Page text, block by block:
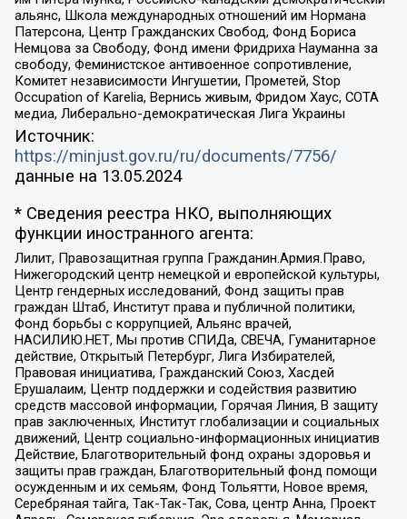
альянс, Школа международных отношений им Нормана
Патерсона, Центр Гражданских Свобод, Фонд Бориса
Немцова за Свободу, Фонд имени Фридриха Науманна за
свободу, Феминистское антивоенное сопротивление,
Комитет независимости Ингушетии, Прометей, Stop
Occupation of Karelia, Вернись живым, Фридом Хаус, СОТА
медиа, Либерально-демократическая Лига Украины
Источник:
https://minjust.gov.ru/ru/documents/7756/
данные на 13.05.2024
* Сведения реестра НКО, выполняющих
функции иностранного агента:
Лилит, Правозащитная группа Гражданин.Армия.Право,
Нижегородский центр немецкой и европейской культуры,
Центр гендерных исследований, Фонд защиты прав
граждан Штаб, Институт права и публичной политики,
Фонд борьбы с коррупцией, Альянс врачей,
НАСИЛИЮ.НЕТ, Мы против СПИДа, СВЕЧА, Гуманитарное
действие, Открытый Петербург, Лига Избирателей,
Правовая инициатива, Гражданский Союз, Хасдей
Ерушалаим, Центр поддержки и содействия развитию
средств массовой информации, Горячая Линия, В защиту
прав заключенных, Институт глобализации и социальных
движений, Центр социально-информационных инициатив
Действие, Благотворительный фонд охраны здоровья и
защиты прав граждан, Благотворительный фонд помощи
осужденным и их семьям, Фонд Тольятти, Новое время,
Серебряная тайга, Так-Так-Так, Сова, центр Анна, Проект